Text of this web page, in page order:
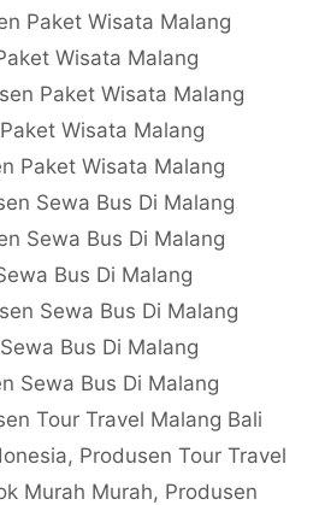
Paket Wisata Malang
Wisata Malang
Paket Wisata Malang
Wisata Malang
Paket Wisata Malang
Sewa Bus Di Malang
Sewa Bus Di Malang
Bus Di Malang
Sewa Bus Di Malang
Bus Di Malang
Sewa Bus Di Malang
Tour Travel Malang Bali
, Produsen Tour Travel
Murah Murah, Produsen